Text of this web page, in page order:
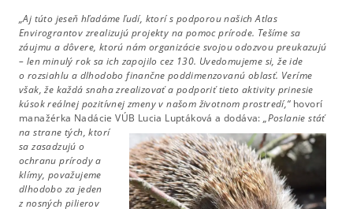
„Aj túto jeseň hľadáme ľudí, ktorí s podporou našich Atlas
Envirograntov zrealizujú projekty na pomocprírode. Tešíme sa
záujmu a dôvere, ktorú nám organizácie svojou odozvou preukazujú
– len minulý rok sa ich zapojilo cez 130. Uvedomujeme si, že ide
o rozsiahlu a dlhodobo finančne poddimenzovanú oblasť. Veríme
však, že každá snaha zrealizovať a podporiť tieto aktivity prinesie
kúsok reálnej pozitívnej zmeny v našom životnom prostredí,“hovorí
manažérka Nadácie VÚB Lucia Luptáková a dodáva:„Poslanie stáť
na strane tých,ktorí
sa zasadzujú o
ochranu prírody a
klímy, považujeme
dlhodobo za jeden
z nosných pilierov